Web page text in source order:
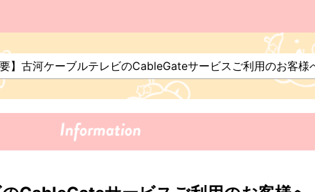
要】古河ケーブルテレビのCableGateサービスご利用のお客様